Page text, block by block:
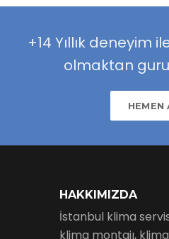
+14 Yıllık deneyim
olmaktan
HEMEN
HAKKIMIZDA
İstanbul klima
klima montajı,